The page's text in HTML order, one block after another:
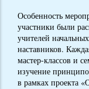
Особенность
участники были
учителей
наставников.
мастер-классов и
изучение
в рамках проекта